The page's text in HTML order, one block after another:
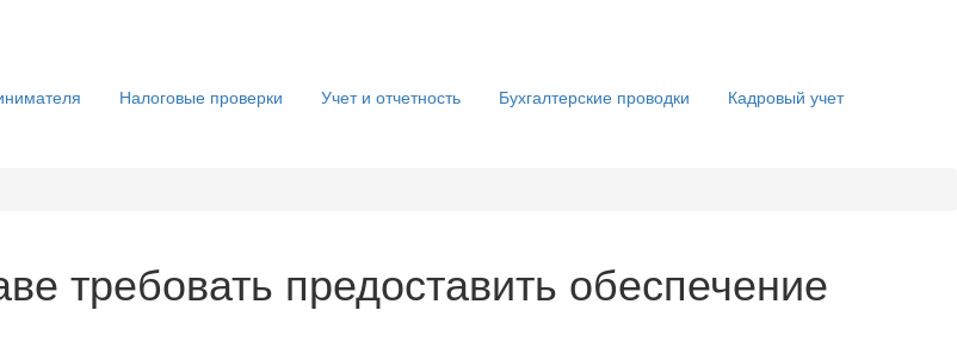
Налоговые проверки Учет и отчетность Бухгалтерские проводки
Кадровый учет
требовать предоставить обеспечение